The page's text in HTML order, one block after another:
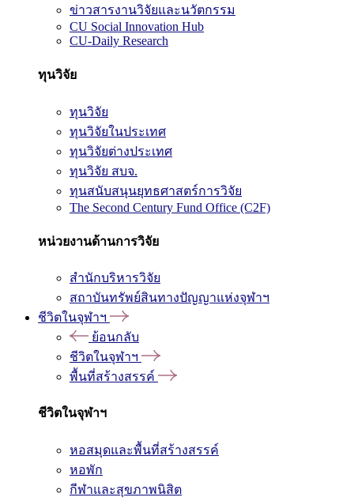
ข่าวสารงานวิจัยและนวัตกรรม
CU Social Innovation Hub
CU-Daily Research
ทุนวิจัย
ทุนวิจัย
ทุนวิจัยในประเทศ
ทุนวิจัยต่างประเทศ
ทุนวิจัย สบจ.
ทุนสนับสนุนยุทธศาสตร์การวิจัย
The Second Century Fund Office (C2F)
หน่วยงานด้านการวิจัย
สำนักบริหารวิจัย
สถาบันทรัพย์สินทางปัญญาแห่งจุฬาฯ
ชีวิตในจุฬาฯ
ย้อนกลับ
ชีวิตในจุฬาฯ
พื้นที่สร้างสรรค์
ชีวิตในจุฬาฯ
หอสมุดและพื้นที่สร้างสรรค์
หอพัก
กีฬาและสุขภาพนิสิต